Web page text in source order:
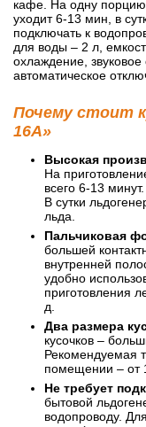
кафе. На одну порцию
уходит 6-13 мин, в
подключать к
для воды – 2 л,
охлаждение,
автоматическое
Почему стоит
16A»
Высокая
На
всего 6-13
В сутки
льда.
Пальчиковая
большей
внутренней
удобно
приготовления
д.
Два размера
кусочков –
Рекомендуемая
помещении – от
Не требует
бытовой
водопроводу.